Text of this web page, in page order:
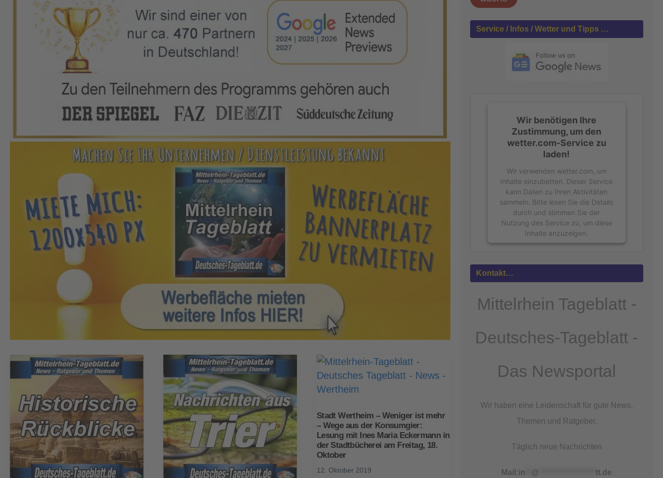
Stadt Wertheim – Weniger ist mehr
– Wege aus der Konsumgier:
Lesung mit Ines Maria Eckermann in
der Stadtbücherei am Freitag, 18.
Oktober
12. Oktober 2019
h
n
Service / Infos / Wetter und Tipps …
Wir benötigen Ihre
Zustimmung, um den
wetter.com-Service zu
laden!
Wir verwenden wetter.com, um
Inhalte einzubetten. Dieser Service
kann Daten zu Ihren Aktivitäten
sammeln. Bitte lesen Sie die Details
durch und stimmen Sie der
Nutzung des Service zu, um diese
Inhalte anzuzeigen.
Informationen
Akzeptieren
powered byUsercentrics Consent
Management Platform&eRecht24
Kontakt…
Mittelrhein Tageblatt -
Deutsches-Tageblatt -
Das Newsportal
Wir haben eine Leidenschaft für gute News,
Themen und Ratgeber.
Täglich neue Nachrichten
Mail:in @ *******************tt.de